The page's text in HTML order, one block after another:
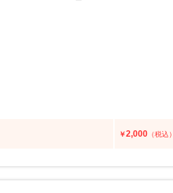
￥2,000 （税込）